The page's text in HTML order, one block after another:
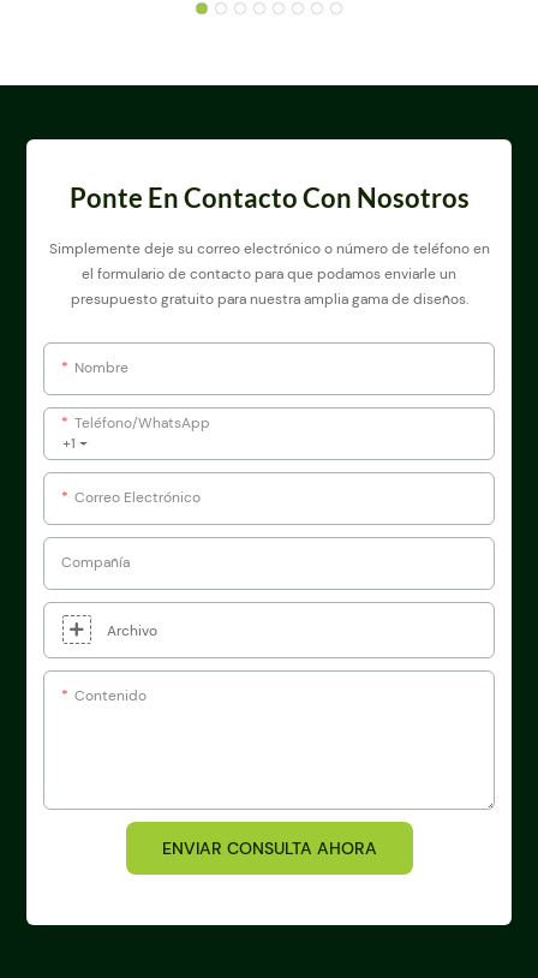
Ponte En Contacto Con Nosotros
Simplemente deje su correo electrónico o número de teléfono en
el formulario de contacto para que podamos enviarle un
presupuesto gratuito para nuestra amplia gama de diseños.
Nombre
+1
Teléfono/WhatsApp
Correo Electrónico
Compañía
Archivo
Contenido
ENVIAR CONSULTA AHORA